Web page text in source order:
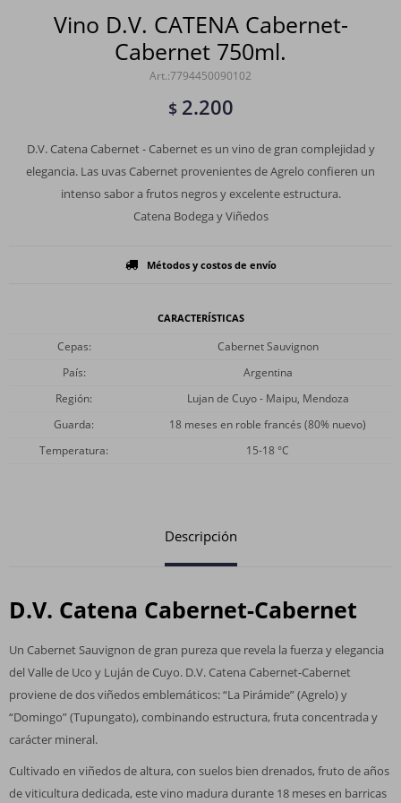
Vino D.V. CATENA Cabernet-
Cabernet 750ml.
7794450090102
$ 2.200
D.V. Catena Cabernet - Cabernet es un vino de gran complejidad y
elegancia. Las uvas Cabernet provenientes de Agrelo confieren un
intenso sabor a frutos negros y excelente estructura.
Catena Bodega y Viñedos
Métodos y costos de envío
CARACTERÍSTICAS
Cepas
Cabernet Sauvignon
País
Argentina
Región
Lujan de Cuyo - Maipu, Mendoza
Guarda
18 meses en roble francés (80% nuevo)
Temperatura
15-18 °C
Descripción
D.V. Catena Cabernet-Cabernet
Un Cabernet Sauvignon de gran pureza que revela la fuerza y elegancia
del Valle de Uco y Luján de Cuyo. D.V. Catena Cabernet-Cabernet
proviene de dos viñedos emblemáticos: “La Pirámide” (Agrelo) y
“Domingo” (Tupungato), combinando estructura, fruta concentrada y
carácter mineral.
Cultivado en viñedos de altura, con suelos bien drenados, fruto de años
de viticultura dedicada, este vino madura durante 18 meses en barricas